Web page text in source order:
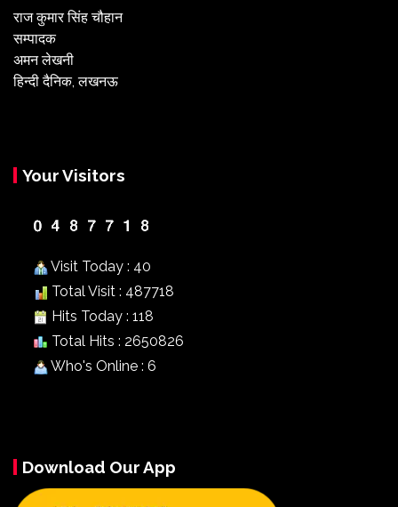
राज कुमार सिंह चौहान
सम्पादक
अमन लेखनी
हिन्दी दैनिक, लखनऊ
Your Visitors
Visit Today : 40
Total Visit : 487718
Hits Today : 118
Total Hits : 2650826
Who's Online : 6
Download Our App